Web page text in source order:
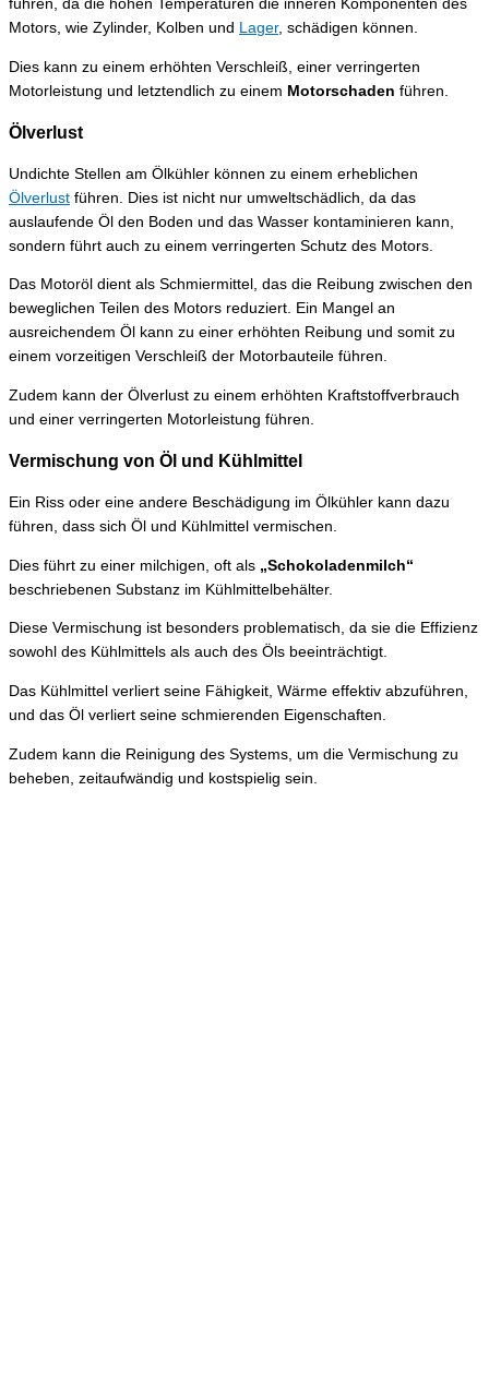
führen, da die hohen Temperaturen die inneren Komponenten des
Motors, wie Zylinder, Kolben und
Lager, schädigen können.
Dies kann zu einem erhöhten Verschleiß, einer verringerten
Motorleistung und letztendlich zu einem Motorschaden führen.
Ölverlust
Undichte Stellen am Ölkühler können zu einem erheblichen
Ölverlust führen. Dies ist nicht nur umweltschädlich, da das
auslaufende Öl den Boden und das Wasser kontaminieren kann,
sondern führt auch zu einem verringerten Schutz des Motors.
Das Motoröl dient als Schmiermittel, das die Reibung zwischen den
beweglichen Teilen des Motors reduziert. Ein Mangel an
ausreichendem Öl kann zu einer erhöhten Reibung und somit zu
einem vorzeitigen Verschleiß der Motorbauteile führen.
Zudem kann der Ölverlust zu einem erhöhten Kraftstoffverbrauch
und einer verringerten Motorleistung führen.
Vermischung von Öl und Kühlmittel
Ein Riss oder eine andere Beschädigung im Ölkühler kann dazu
führen, dass sich Öl und Kühlmittel vermischen.
Dies führt zu einer milchigen, oft als „Schokoladenmilch“
beschriebenen Substanz im Kühlmittelbehälter.
Diese Vermischung ist besonders problematisch, da sie die Effizienz
sowohl des Kühlmittels als auch des Öls beeinträchtigt.
Das Kühlmittel verliert seine Fähigkeit, Wärme effektiv abzuführen,
und das Öl verliert seine schmierenden Eigenschaften.
Zudem kann die Reinigung des Systems, um die Vermischung zu
beheben, zeitaufwändig und kostspielig sein.